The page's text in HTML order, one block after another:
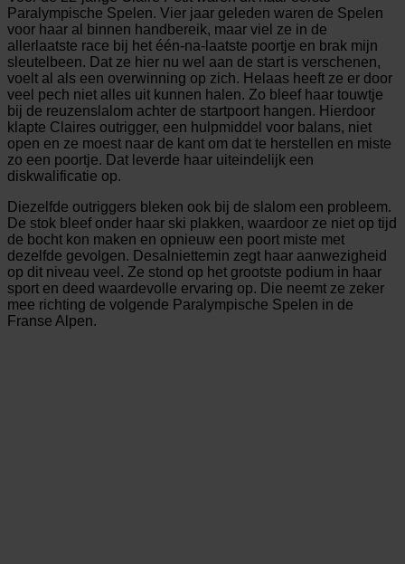
Paralympische Spelen. Vier jaar geleden waren de Spelen
voor haar al binnen handbereik, maar viel ze in de
allerlaatste race bij het één-na-laatste poortje en brak mijn
sleutelbeen. Dat ze hier nu wel aan de start is verschenen,
voelt al als een overwinning op zich. Helaas heeft ze er door
veel pech niet alles uit kunnen halen. Zo bleef haar touwtje
bij de reuzenslalom achter de startpoort hangen. Hierdoor
klapte Claires outrigger, een hulpmiddel voor balans, niet
open en ze moest naar de kant om dat te herstellen en miste
zo een poortje. Dat leverde haar uiteindelijk een
diskwalificatie op.
Diezelfde outriggers bleken ook bij de slalom een probleem.
De stok bleef onder haar ski plakken, waardoor ze niet op tijd
de bocht kon maken en opnieuw een poort miste met
dezelfde gevolgen. Desalniettemin zegt haar aanwezigheid
op dit niveau veel. Ze stond op het grootste podium in haar
sport en deed waardevolle ervaring op. Die neemt ze zeker
mee richting de volgende Paralympische Spelen in de
Franse Alpen.